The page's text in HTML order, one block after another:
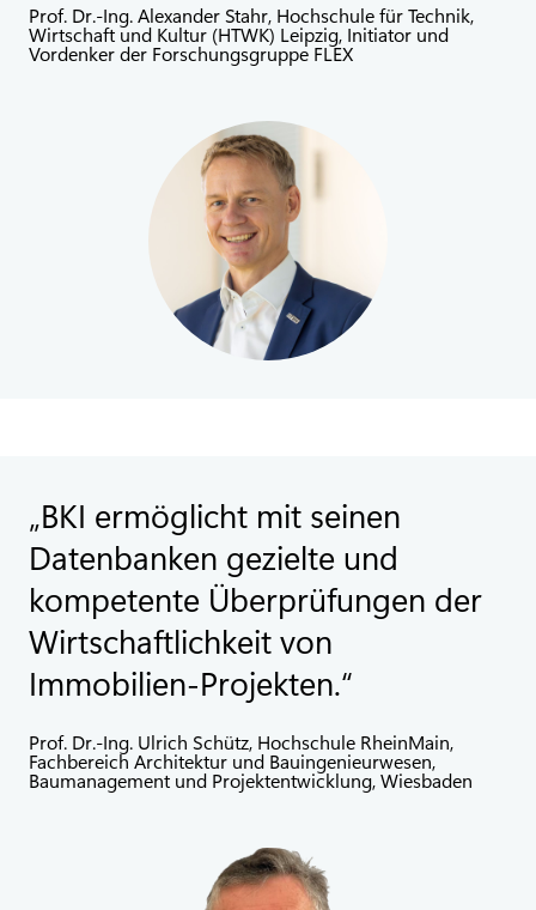
Prof. Dr.-Ing. Alexander Stahr, Hochschule für Technik,
Wirtschaft und Kultur (HTWK) Leipzig, Initiator und
Vordenker der Forschungsgruppe FLEX
BKI ermöglicht mit seinen
Datenbanken gezielte und
kompetente Überprüfungen der
Wirtschaftlichkeit von
Immobilien-Projekten.
Prof. Dr.-Ing. Ulrich Schütz, Hochschule RheinMain,
Fachbereich Architektur und Bauingenieurwesen,
Baumanagement und Projektentwicklung, Wiesbaden